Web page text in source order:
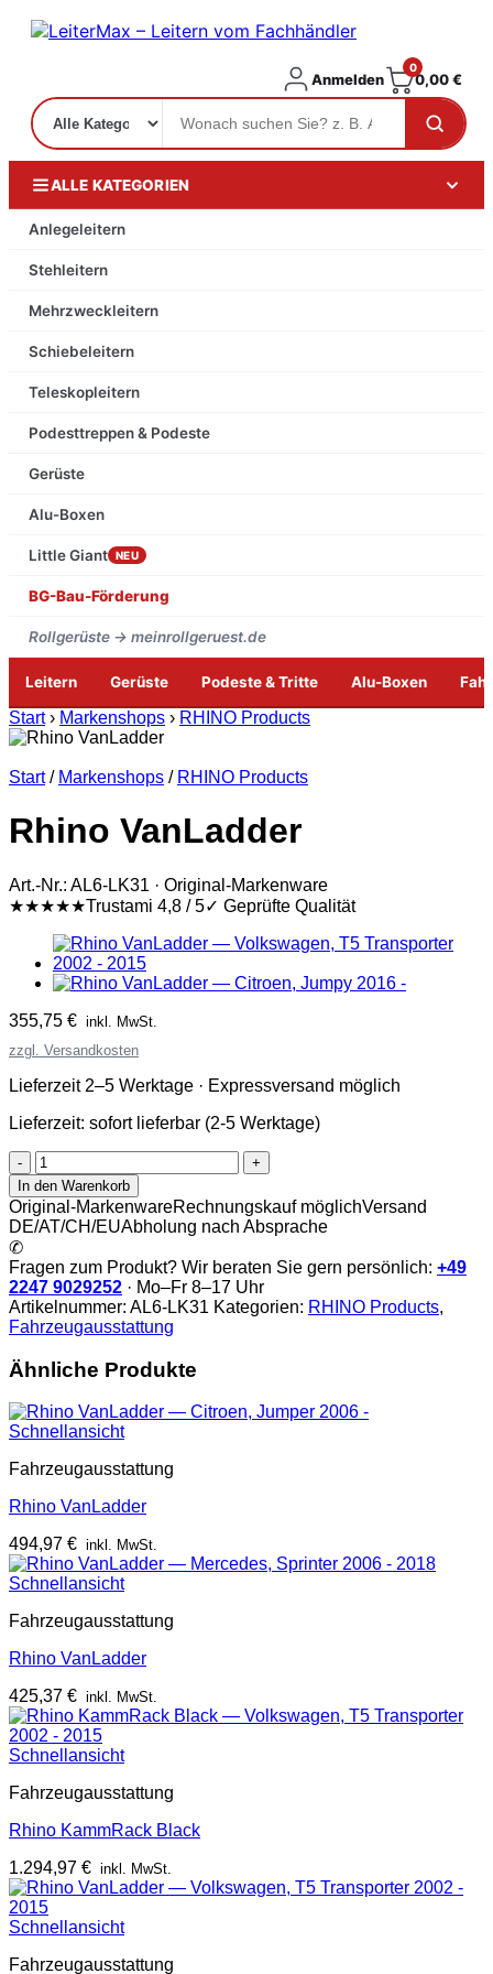
Anmelden
0
0,00€
ALLE KATEGORIEN
Anlegeleitern
Stehleitern
Mehrzweckleitern
Schiebeleitern
Teleskopleitern
Podesttreppen & Podeste
Gerüste
Alu-Boxen
Little Giant NEU
BG-Bau-Förderung
Rollgerüste → meinrollgeruest.de
Leitern Gerüste Podeste & Tritte Alu-Boxen
Zum
Inhalt
Start › Markenshops › RHINO Products
Start / Markenshops / RHINO Products
Rhino VanLadder
Art.-Nr.: AL6-LK31 · Original-Markenware
★★★★★Trustami 4,8 / 5✓ Geprüfte Qualität
355,75 € inkl. MwSt.
zzgl. Versandkosten
Lieferzeit 2–5 Werktage · Expressversand möglich
Lieferzeit: sofort lieferbar (2-5 Werktage)
Rhino
VanLadder
Menge
In den Warenkorb
Original-MarkenwareRechnungskauf möglichVersand
DE/AT/CH/EUAbholung nach Absprache
✆
Fragen zum Produkt? Wir beraten Sie gern persönlich: +49
2247 9029252 · Mo–Fr 8–17 Uhr
Artikelnummer: AL6-LK31 Kategorien: RHINO Products,
Fahrzeugausstattung
Ähnliche Produkte
Schnellansicht
Fahrzeugausstattung
Rhino VanLadder
494,97 € inkl. MwSt.
Schnellansicht
Fahrzeugausstattung
Rhino VanLadder
425,37 € inkl. MwSt.
Schnellansicht
Fahrzeugausstattung
Rhino KammRack Black
1.294,97 € inkl. MwSt.
Schnellansicht
Fahrzeugausstattung